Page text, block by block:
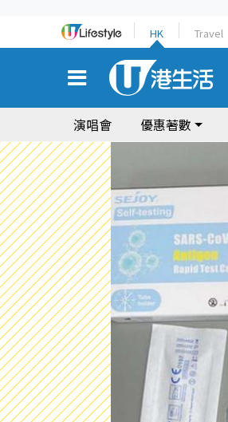
HK Travel
演唱會 優惠著數